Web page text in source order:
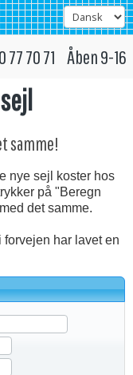
77 70 71 Åben 9-16
samme!
nye sejl koster hos
på "Beregn
det samme.
forvejen har lavet en